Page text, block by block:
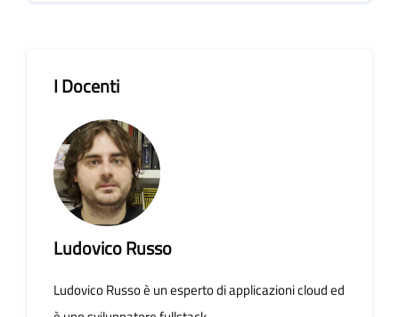
I Docenti
Ludovico Russo
Ludovico Russo è un esperto di applicazioni cloud ed